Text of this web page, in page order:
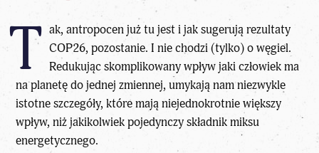
T ak, antropocen już tu jest i jak sugerują rezultaty
COP26, pozostanie. I nie chodzi (tylko) o węgiel.
Redukując skomplikowany wpływ jaki człowiek ma
na planetę do jednej zmiennej, umykają nam niezwykle
istotne szczegóły, które mają niejednokrotnie większy
wpływ, niż jakikolwiek pojedynczy składnik miksu
energetycznego.